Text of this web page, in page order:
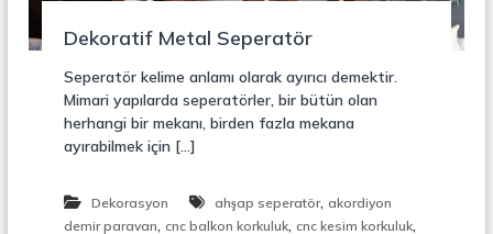
n
k
i
y
o
e
l
Dekoratif Metal Seperatör
Seperatör kelime anlamı olarak ayırıcı demektir.
Mimari yapılarda seperatörler, bir bütün olan
herhangi bir mekanı, birden fazla mekana
ayırabilmek için […]
Dekorasyon ahşap seperatör, akordiyon
demir paravan, cnc balkon korkuluk, cnc kesim korkuluk,